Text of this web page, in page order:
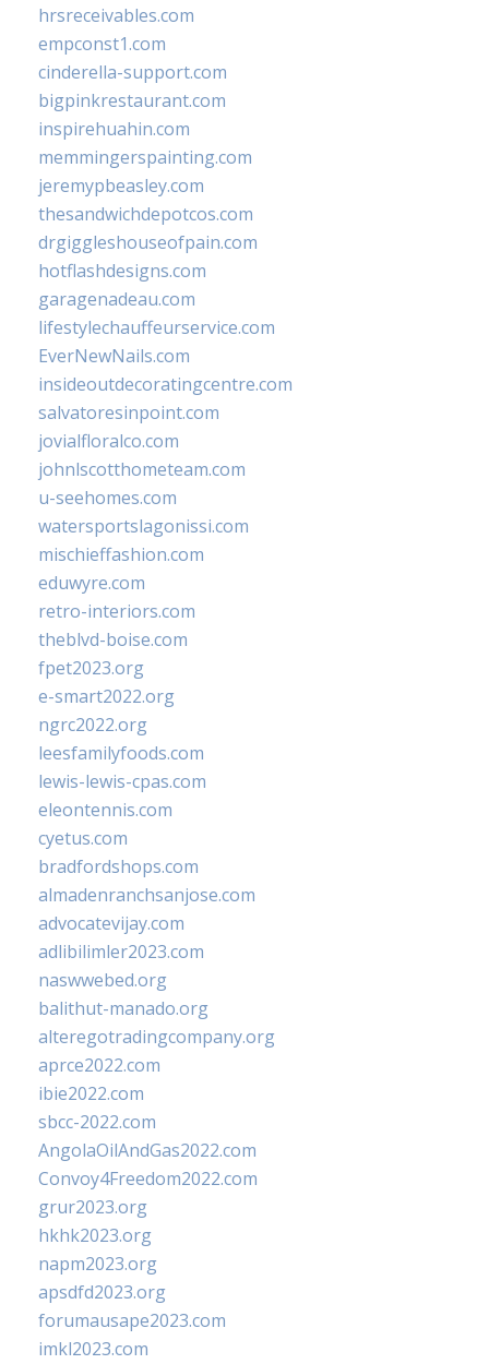
hrsreceivables.com
empconst1.com
cinderella-support.com
bigpinkrestaurant.com
inspirehuahin.com
memmingerspainting.com
jeremypbeasley.com
thesandwichdepotcos.com
drgiggleshouseofpain.com
hotflashdesigns.com
garagenadeau.com
lifestylechauffeurservice.com
EverNewNails.com
insideoutdecoratingcentre.com
salvatoresinpoint.com
jovialfloralco.com
johnlscotthometeam.com
u-seehomes.com
watersportslagonissi.com
mischieffashion.com
eduwyre.com
retro-interiors.com
theblvd-boise.com
fpet2023.org
e-smart2022.org
ngrc2022.org
leesfamilyfoods.com
lewis-lewis-cpas.com
eleontennis.com
cyetus.com
bradfordshops.com
almadenranchsanjose.com
advocatevijay.com
adlibilimler2023.com
naswwebed.org
balithut-manado.org
alteregotradingcompany.org
aprce2022.com
ibie2022.com
sbcc-2022.com
AngolaOilAndGas2022.com
Convoy4Freedom2022.com
grur2023.org
hkhk2023.org
napm2023.org
apsdfd2023.org
forumausape2023.com
imkl2023.com